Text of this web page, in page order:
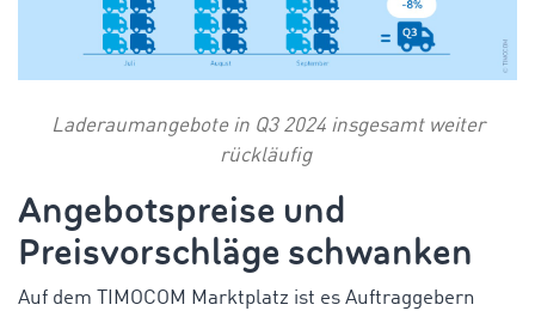
Laderaumangebote in Q3 2024 insgesamt weiter
rückläufig
Angebotspreise und
Preisvorschläge schwanken
Auf dem TIMOCOM Marktplatz ist es Auftraggebern